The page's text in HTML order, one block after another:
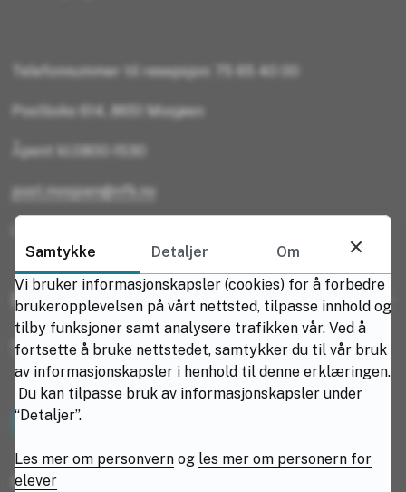
Telefonnummer til resepsjon: 75 65 40 00
Postboks 614, 8651 Mosjøen
Åpent kl.0800-1530
post.mosjoen@nfk.no
Kontakt oss
Rektor Lars Henrik Kristiansen
Finn ansatt
Postadresse
Samtykke Detaljer
Om
Vi bruker informasjonskapsler (cookies) for å forbedre
brukeropplevelsen på vårt nettsted, tilpasse innhold og
tilby funksjoner samt analysere trafikken vår. Ved å
fortsette å bruke nettstedet, samtykker du til vår bruk
av informasjonskapsler i henhold til denne erklæringen.
Du kan tilpasse bruk av informasjonskapsler under
“Detaljer”.
Les mer om personvern og les mer om personern for
elever